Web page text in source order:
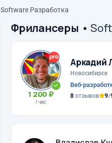
Software Разработка
Фрилансеры •
1 200 ₽
/ час
Аркадий
Новосибирск
Веб-
8 отзывов 9/